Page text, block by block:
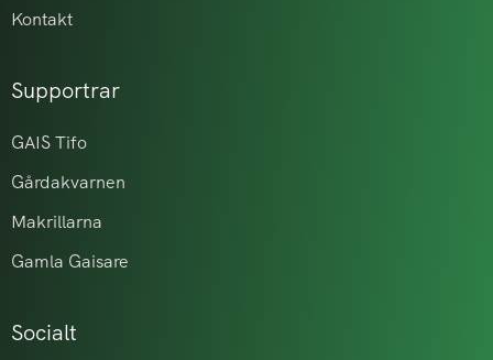
Kontakt
Supportrar
GAIS Tifo
Gårdakvarnen
Makrillarna
Gamla Gaisare
Socialt